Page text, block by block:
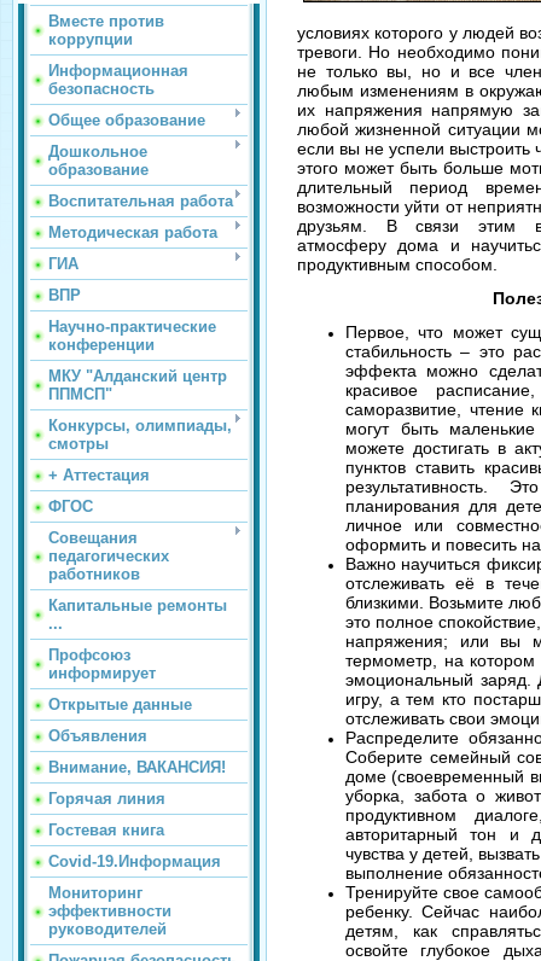
Вместе против
коррупции
Информационная
безопасность
Общее образование
Дошкольное
образование
Воспитательная работа
Методическая работа
ГИА
ВПР
Научно-практические
конференции
МКУ "Алданский центр
ППМСП"
Конкурсы, олимпиады,
смотры
+ Аттестация
ФГОС
Совещания
педагогических
работников
Капитальные ремонты
...
Профсоюз
информирует
Открытые данные
Объявления
Внимание, ВАКАНСИЯ!
Горячая линия
Гостевая книга
Covid-19.Информация
Мониторинг
эффективности
руководителей
условиях которого у людей
тревоги. Но необходимо
не только вы, но и все
любым изменениям в
их напряжения напрямую
любой жизненной ситуации
если вы не успели выстроить
этого может быть больше
длительный период
возможности уйти от
друзьям. В связи этим
атмосферу дома и
продуктивным способом.
Первое, что может
стабильность – это
эффекта можно
красивое
саморазвитие, чтение
могут быть
можете достигать в
пунктов ставить
результативность.
планирования для
личное или
оформить и повесить
Важно научиться
отслеживать её в
близкими. Возьмите
это полное
напряжения; или вы
термометр, на
эмоциональный заряд.
игру, а тем кто
отслеживать свои
Распределите
Соберите семейный
доме (своевременный
уборка, забота о
продуктивном
авторитарный тон и
чувства у детей,
выполнение
Тренируйте свое
ребенку. Сейчас
детям, как
освойте глубокое